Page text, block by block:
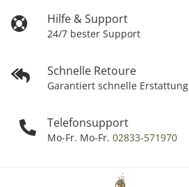
Hilfe & Support
24/7 bester Support
Schnelle Retoure
Garantiert schnelle Erstattung
Telefonsupport
Mo-Fr. Mo-Fr. 02833-571970